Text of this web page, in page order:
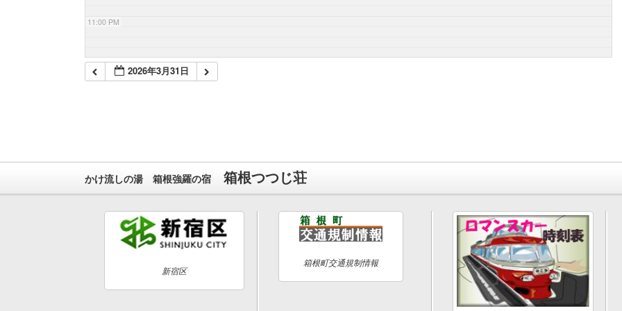
11:00 PM
2026年3月31日
かけ流しの湯 箱根強羅の宿 箱根つつじ荘
新宿区
箱根町交通規制情報